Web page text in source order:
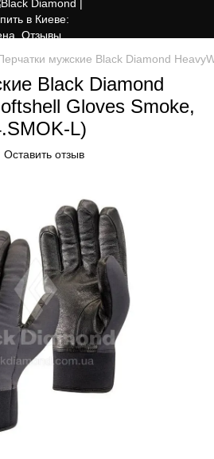
мужские Black Diamond
Black Diamond
Gloves Smoke,
L)
Оставить отзыв